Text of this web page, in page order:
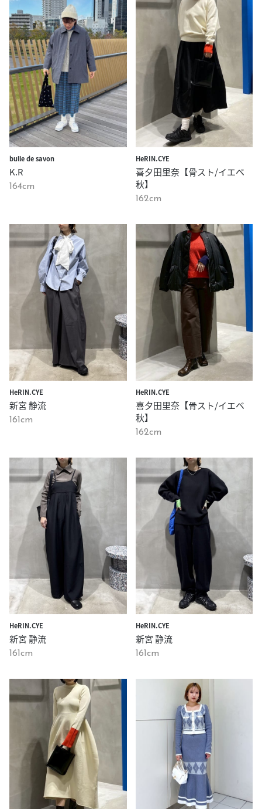
bulle de savon
K.R
164cm
HeRIN.CYE
喜夕田里奈【骨スト/イエベ
秋】
162cm
HeRIN.CYE
新宮 静流
161cm
HeRIN.CYE
喜夕田里奈【骨スト/イエベ
秋】
162cm
HeRIN.CYE
新宮 静流
161cm
HeRIN.CYE
新宮 静流
161cm